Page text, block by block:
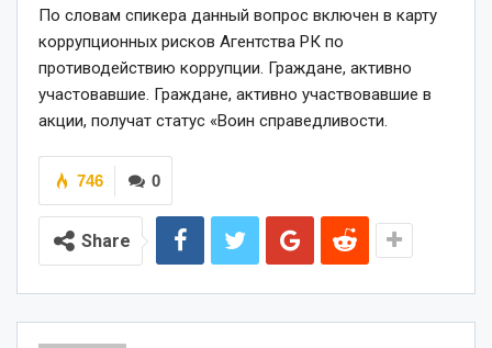
По словам спикера данный вопрос включен в карту
коррупционных рисков Агентства РК по
противодействию коррупции. Граждане, активно
участовавшие. Граждане, активно участвовавшие в
акции, получат статус «Воин справедливости.
0
746
Share